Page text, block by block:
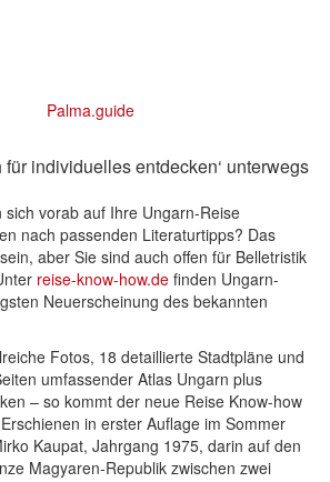
für individuelles entdecken‘ unterwegs
sich vorab auf Ihre Ungarn-Reise
nach passenden Literaturtipps? Das
aber Sie sind auch offen für Belletristik
reise-know-how.de finden Ungarn-
Neuerscheinung des bekannten
Fotos, 18 detaillierte Stadtpläne und
umfassender Atlas Ungarn plus
– so kommt der neue Reise Know-how
in erster Auflage im Sommer
Kaupat, Jahrgang 1975, darin auf den
Magyaren-Republik zwischen zwei